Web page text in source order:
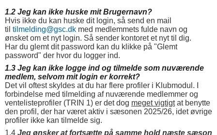
1.2 Jeg kan ikke huske mit Brugernavn?
Hvis ikke du kan huske dit login, så send en mail
til tilmelding@gsc.dk med medlemmets fulde navn og
ønsket om et nyt login. Så sender kontoret et nyt til dig.
Har du glemt dit password kan du klikke på "Glemt
password" der hvor du logger ind.
1.3 Jeg kan ikke logge ind og tilmelde som nuværende
medlem, selvom mit login er korrekt?
Det vil oftest skyldes at du har flere profiler i Klubmodul. I
forbindelse med tilmelding af nuværende medlemmer og
ventelisteprofiler (TRIN 1) er det dog meget vigtigtat benytte
den profil, der har været aktiv i sæsonen 2025/26, idet øvrige
profiler ikke kan tilmelde sig.
1.4 Jeg ønsker at fortsætte på samme hold næste sæson